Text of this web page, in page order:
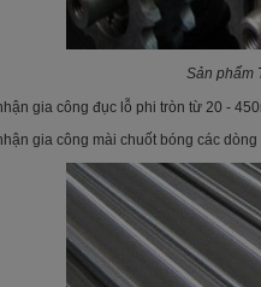
Sản phẩm
gia công đục lỗ phi tròn từ 20 -
gia công mài chuốt bóng các